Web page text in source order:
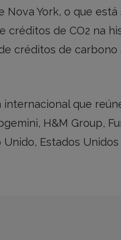
Nova York, o que está
créditos de CO2 na
créditos de carbono
internacional que
H&M Group,
Estados Unidos